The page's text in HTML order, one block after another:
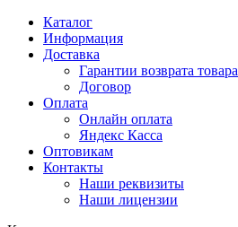
Каталог
Информация
Доставка
Гарантии возврата товара
Договор
Оплата
Онлайн оплата
Яндекс Касса
Оптовикам
Контакты
Наши реквизиты
Наши лицензии